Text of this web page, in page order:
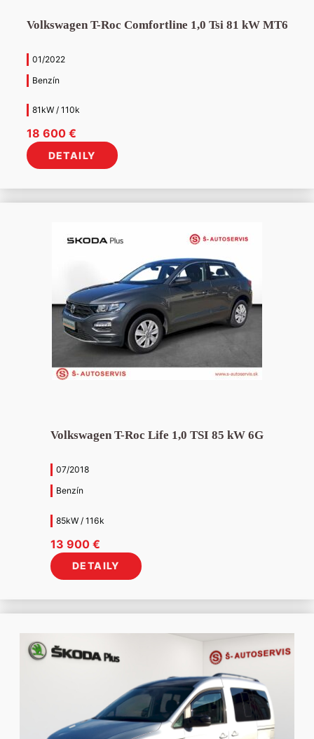
Volkswagen T-Roc Comfortline 1,0 Tsi 81 kW MT6
01/2022
Benzín
81kW / 110k
18 600 €
DETAILY
Volkswagen T-Roc Life 1,0 TSI 85 kW 6G
07/2018
Benzín
85kW / 116k
13 900 €
DETAILY